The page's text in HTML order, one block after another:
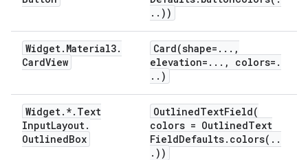
. . ))
Widget. Material3.
CardView
Card(shape= . . . ,
elevation= . . . , colors= .
. . )
Widget. *. Text
InputLayout.
OutlinedBox
OutlinedTextField(
colors = OutlinedText
FieldDefaults. colors( . .
. ))